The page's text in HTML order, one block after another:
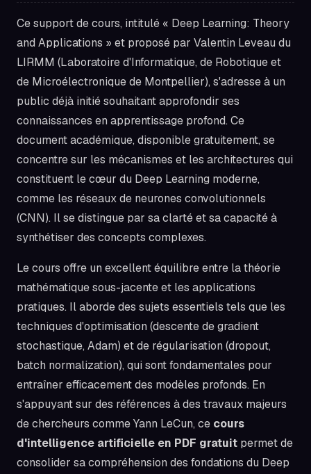
Ce support de cours, intitulé « Deep Learning: Theory
and Applications » et proposé par Valentin Leveau du
LIRMM (Laboratoire d'Informatique, de Robotique et
de Microélectronique de Montpellier), s'adresse à un
public déjà initié souhaitant approfondir ses
connaissances en apprentissage profond. Ce
document académique, disponible gratuitement, se
concentre sur les mécanismes et les architectures qui
constituent le cœur du Deep Learning moderne,
comme les réseaux de neurones convolutionnels
(CNN). Il se distingue par sa clarté et sa capacité à
synthétiser des concepts complexes.
Le cours offre un excellent équilibre entre la théorie
mathématique sous-jacente et les applications
pratiques. Il aborde des sujets essentiels tels que les
techniques d'optimisation (descente de gradient
stochastique, Adam) et de régularisation (dropout,
batch normalization), qui sont fondamentales pour
entraîner efficacement des modèles profonds. En
s'appuyant sur des références à des travaux majeurs
de chercheurs comme Yann LeCun, ce cours
d'intelligence artificielle en PDF gratuit permet de
consolider sa compréhension des fondations du Deep